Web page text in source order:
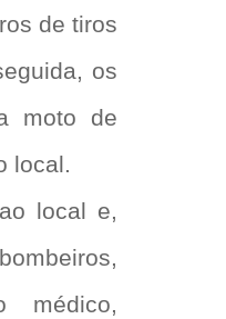
de tiros
os
moto de
local.
local e,
médico,